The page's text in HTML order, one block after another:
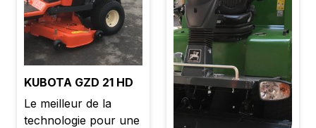
KUBOTA GZD 21 HD
Le meilleur de la
technologie pour une